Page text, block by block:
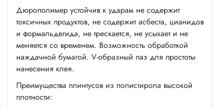
Дюрополимер устойчив к ударам не содержит
токсичных продуктов, не содержит асбеста, цианидов
и формальдегида, не трескается, не усыхает и не
меняется со временем. Возможность обработкой
наждачной бумагой. V-образный паз для простоты
нанесения клея.
Преимущества плинтусов из полистирола высокой
плотности: